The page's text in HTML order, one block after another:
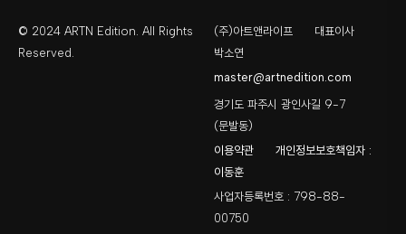
© 2024 ARTN Edition. All Rights
Reserved.
(주)아트앤라이프
대표이사
박소연
master@artnedition.com
경기도 파주시 광인사길 9-7
(문발동)
이용약관
개인정보보호책임자 :
이동훈
사업자등록번호 : 798-88-
00750